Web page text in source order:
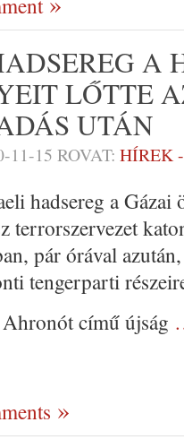
A
LŐTTE
UTÁN
11-15 ROVAT: HÍREK
hadsereg a Gázai
terrorszervezet
pár órával
tengerparti
című újság